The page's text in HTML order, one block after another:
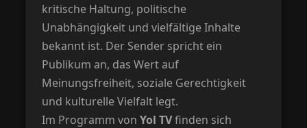
kritische Haltung, politische
Unabhängigkeit und vielfältige Inhalte
bekannt ist. Der Sender spricht ein
Publikum an, das Wert auf
Meinungsfreiheit, soziale Gerechtigkeit
und kulturelle Vielfalt legt.
Im Programm vonYol TVfinden sich